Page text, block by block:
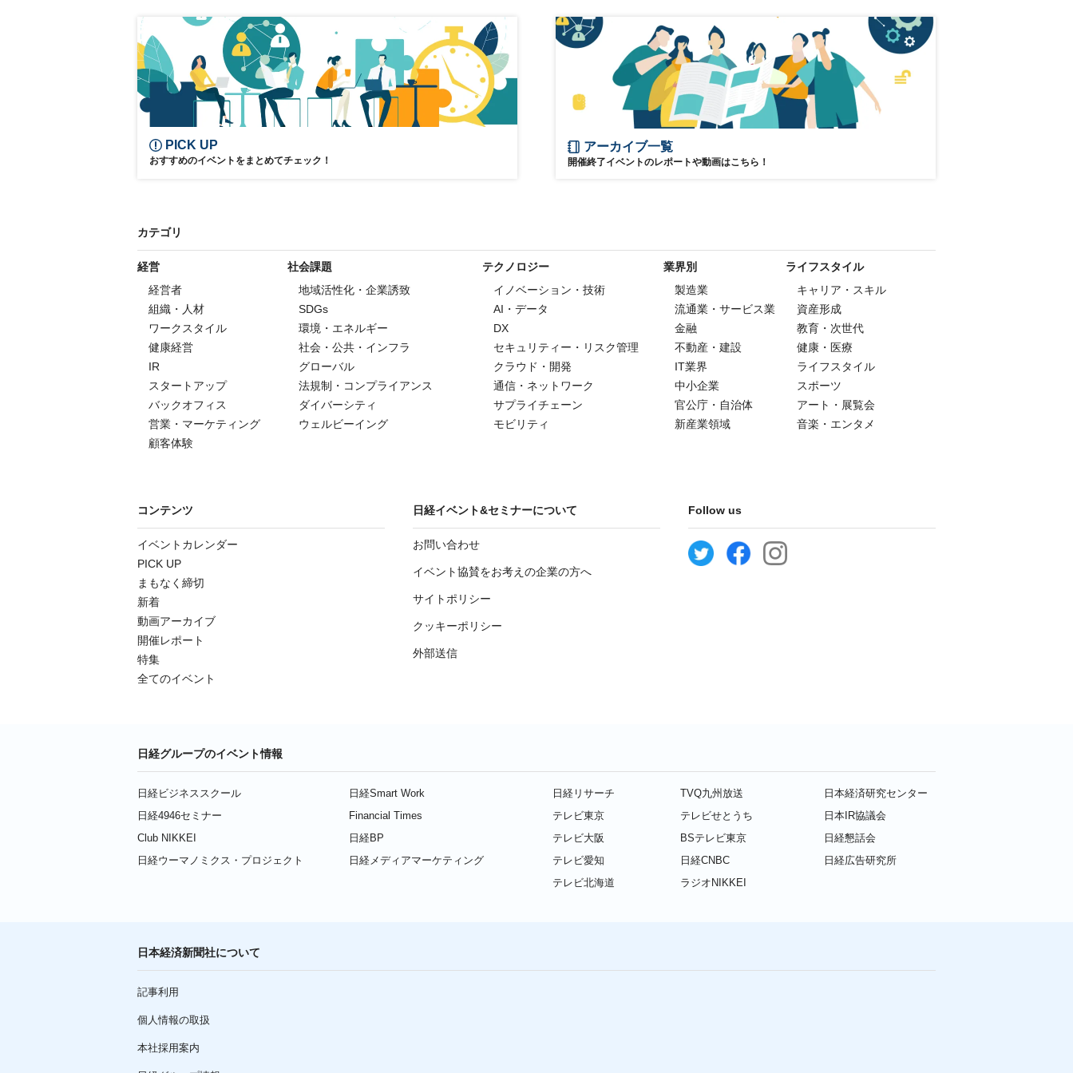
Pharmaceutical Industry Regulatory Policy
Drug discovery Pharmacy
Pharmaceutical Manufacturing
Drug Formulation Drug Discovery Ecosystem
Infectious Diseases
PICK UP
おすすめのイベントをまとめてチェック！
アーカイブ一覧
開催終了イベントのレポートや動画はこちら！
カテゴリ
経営
経営者
組織・人材
ワークスタイル
健康経営
IR
スタートアップ
バックオフィス
営業・マーケティング
顧客体験
社会課題
地域活性化・企業誘致
SDGs
環境・エネルギー
社会・公共・インフラ
グローバル
法規制・コンプライアンス
ダイバーシティ
ウェルビーイング
テクノロジー
イノベーション・技術
AI・データ
DX
セキュリティー・リスク管理
クラウド・開発
通信・ネットワーク
サプライチェーン
モビリティ
業界別
製造業
流通業・サービス業
金融
不動産・建設
IT業界
中小企業
官公庁・自治体
新産業領域
ライフスタイル
キャリア・スキル
資産形成
教育・次世代
健康・医療
ライフスタイル
スポーツ
アート・展覧会
音楽・エンタメ
コンテンツ
イベントカレンダー
PICK UP
まもなく締切
新着
動画アーカイブ
開催レポート
特集
全てのイベント
日経イベント&セミナーについて
お問い合わせ
イベント協賛をお考えの企業の方へ
サイトポリシー
クッキーポリシー
外部送信
Follow us
日経グループのイベント情報
日経ビジネススクール
日経4946セミナー
Club NIKKEI
日経ウーマノミクス・プロジェクト
日経Smart Work
Financial Times
日経BP
日経メディアマーケティング
日経リサーチ
テレビ東京
テレビ大阪
テレビ愛知
テレビ北海道
TVQ九州放送
テレビせとうち
BSテレビ東京
日経CNBC
ラジオNIKKEI
日本経済研究センター
日本IR協議会
日経懇話会
日経広告研究所
日本経済新聞社について
記事利用
個人情報の取扱
本社採用案内